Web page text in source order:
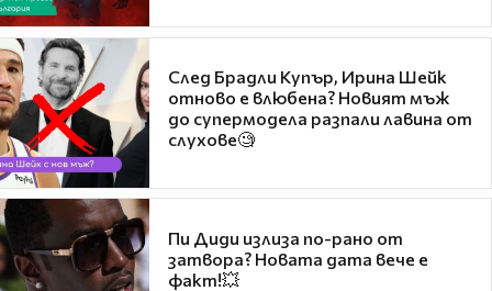
След Брадли Купър, Ирина Шейк
отново е влюбена? Новият мъж
до супермодела разпали лавина от
слухове🧐
Пи Диди излиза по-рано от
затвора? Новата дата вече е
факт!💥